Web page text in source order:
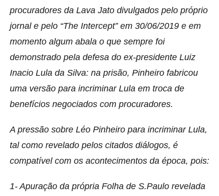
procuradores da Lava Jato divulgados pelo próprio
jornal e pelo “The Intercept” em 30/06/2019 e em
momento algum abala o que sempre foi
demonstrado pela defesa do ex-presidente Luiz
Inacio Lula da Silva: na prisão, Pinheiro fabricou
uma versão para incriminar Lula em troca de
benefícios negociados com procuradores.
A pressão sobre Léo Pinheiro para incriminar Lula,
tal como revelado pelos citados diálogos, é
compatível com os acontecimentos da época, pois:
1- Apuração da própria Folha de S.Paulo revelada